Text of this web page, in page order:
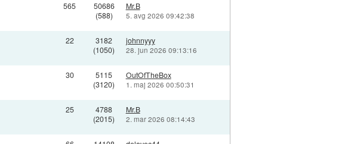
565
50686
(588)
Mr.B
5. avg 2026 09:42:38
22
3182
(1050)
johnnyyy
28. jun 2026 09:13:16
30
5115
(3120)
OutOfTheBox
1. maj 2026 00:50:31
25
4788
(2015)
Mr.B
2. mar 2026 08:14:43